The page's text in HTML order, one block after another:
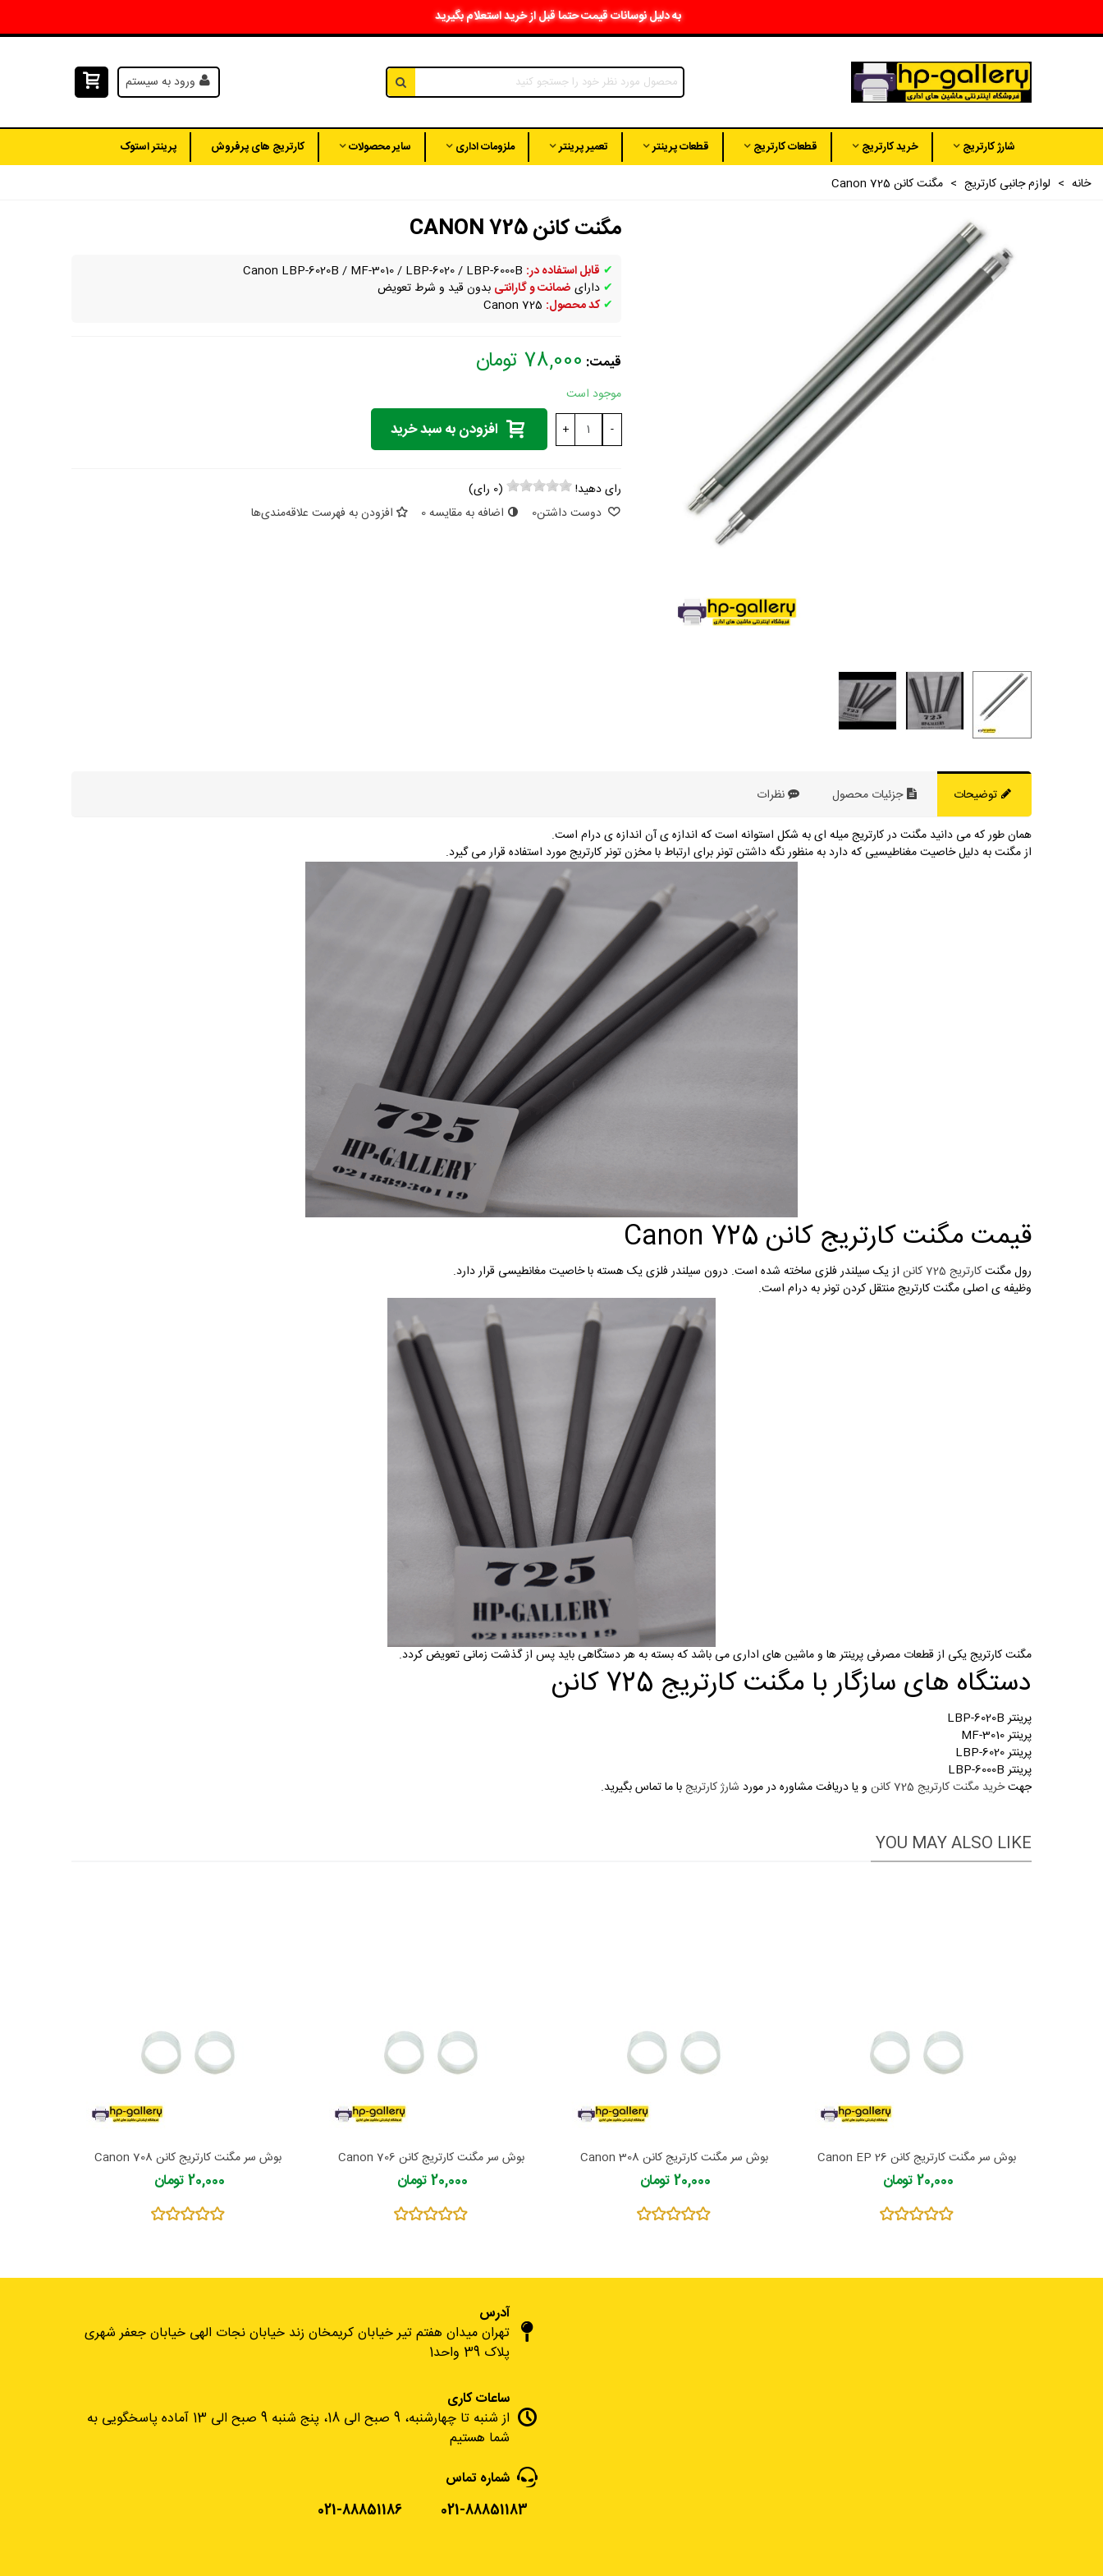
به دلیل نوسانات قیمت حتما قبل از خرید استعلام بگیرید
ورود به سیستم
شارژ کارتریج خرید کارتریج قطعات کارتریج قطعات پرینتر تعمیر پرینتر ملزومات اداری سایر محصولات کارتریج های پرفروش پرینتر استوک
خانه > لوازم جانبی کارتریج > مگنت کانن Canon 725
مگنت کانن CANON 725
✔ قابل استفاده در: LBP-6020B / MF-3010/ LBP-6020/ LBP-6000B
✔ دارای ضمانت و گارانتی بدون قید و شرط تعویض
✔ کد محصول:
قیمت: 78,000 تومان
موجود است
-
+ افزودن به سبد خرید
رای دهید! (
0 رای)
دوست داشتن0 اضافه به مقایسه0 افزودن به فهرست علاقه‌مندی‌ها
توضیحات جزئیات محصول نظرات
همان طور که می دانید مگنت در کارتریج میله ای به شکل استوانه است که اندازه ی آن اندازه ی درام است.
از مگنت به دلیل خاصیت مغناطیسیی که دارد به منظور نگه داشتن تونر برای ارتباط با مخزن تونر کارتریج مورد استفاده قرار می گیرد.
قیمت مگنت کارتریج کانن Canon 725
رول مگنتکارتریج 725 کانن
از یک سیلندر فلزی ساخته شده است. درون سیلندر فلزی یک هسته با خاصیت مغانطیسی قرار دارد.
وظیفه ی اصلی مگنت کارتریج منتقل کردن تونر به درام است.
مگنت کارتریج یکی از قطعات مصرفی پرینتر ها و ماشین های اداری می باشد که بسته به هر دستگاهی باید پس از گذشت زمانی تعویض کردد.
دستگاه های سازگار با مگنت کارتریج 725 کانن
پرینتر LBP-6020B
پرینترMF-3010
پرینترLBP-6020
پرینترLBP-6000B
جهتخرید مگنت کارتریج 725 کانن و یا دریافت مشاوره در مورد شارژ کارتریجبا ما تماس بگیرید.
YOU MAY ALSO LIKE
بوش سر مگنت کارتریج کانن Canon EP 26
20,000 تومان
بوش سر مگنت کارتریج کانن Canon 308
20,000 تومان
بوش سر مگنت کارتریج کانن Canon 706
20,000 تومان
بوش سر مگنت کارتریج کانن Canon 708
20,000 تومان
آدرس
تهران میدان هفتم تیر خیابان کریمخان زند خیابان نجات الهی خیابان جعفر شهری
پلاک 39 واحد1
ساعات کاری
از شنبه تا چهارشنبه، 9 صبح الی 18، پنج شنبه 9 صبح الی 13 آماده پاسخگویی به
شما هستیم
شماره تماس
021-88851183
021-88851186